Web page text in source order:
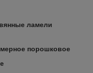
ламели
порошковое